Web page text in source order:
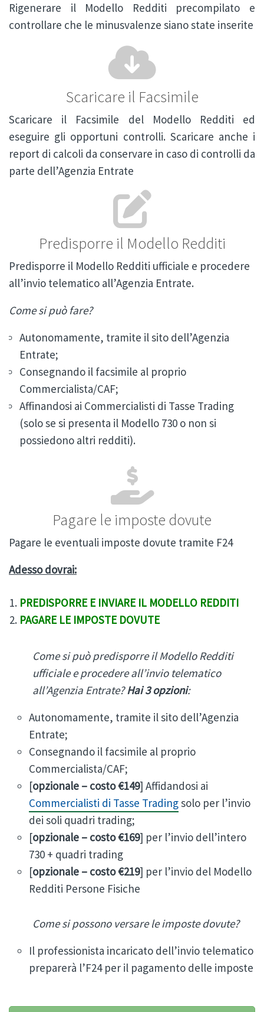
Rigenerare il Modello Redditi precompilato e
controllare che le minusvalenze siano state inserite
Scaricare il Facsimile
Scaricare il Facsimile del Modello Redditi ed
eseguire gli opportuni controlli. Scaricare anche i
report di calcoli da conservare in caso di controlli da
parte dell’Agenzia Entrate
Predisporre il Modello Redditi
Predisporre il Modello Redditi ufficiale e procedere
all’invio telematico all’Agenzia Entrate.
Come si può fare?
Autonomamente, tramite il sito dell’Agenzia
Entrate;
Consegnando il facsimile al proprio
Commercialista/CAF;
Affinandosi ai Commercialisti di Tasse Trading
(solo se si presenta il Modello 730 o non si
possiedono altri redditi).
Pagare le imposte dovute
Pagare le eventuali imposte dovute tramite F24
Adesso dovrai:
PREDISPORRE E INVIARE IL MODELLO REDDITI
PAGARE LE IMPOSTE DOVUTE
Come si può predisporre il Modello Redditi
ufficiale e procedere all’invio telematico
all’Agenzia Entrate?Hai 3 opzioni:
Autonomamente, tramite il sito dell’Agenzia
Entrate;
Consegnando il facsimile al proprio
Commercialista/CAF;
[opzionale – costo €149] Affidandosi ai
Commercialisti di Tasse Tradingsolo per l’invio
dei soli quadri trading;
[opzionale – costo €169] per l’invio dell’intero
730 + quadri trading
[opzionale – costo €219] per l’invio del Modello
Redditi Persone Fisiche
Come si possono versare le imposte dovute?
Il professionista incaricato dell’invio telematico
preparerà l’F24 per il pagamento delle imposte